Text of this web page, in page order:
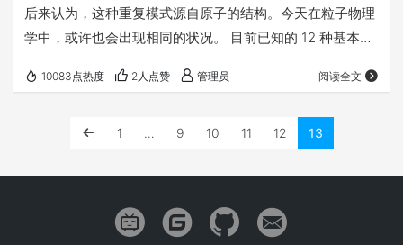
后来认为，这种重复模式源自原子的结构。今天在粒子物理
学中，或许也会出现相同的状况。 目前已知的 12 种基本粒
粒子。物理学家暂时将这种粒子称为“前子”（Preon）。 但
（CERN）的大强子对撞机（LHC）和一些其他的实验，或
10083点热度 2人点赞 管理员 阅读全文
1 … 9 10 11 12 13